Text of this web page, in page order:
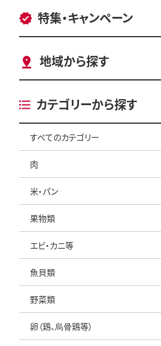
特集・キャンペーン
地域から探す
カテゴリーから探す
すべてのカテゴリー
肉
米・パン
果物類
エビ・カニ等
魚貝類
野菜類
卵（鶏、烏骨鶏等）